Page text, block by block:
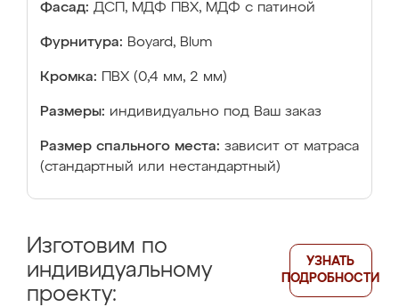
Фасад: ДСП, МДФ ПВХ, МДФ с патиной
Фурнитура: Boyard, Blum
Кромка: ПВХ (0,4 мм, 2 мм)
Размеры: индивидуально под Ваш заказ
Размер спального места: зависит от матраса
(стандартный или нестандартный)
Изготовим по
индивидуальному
проекту:
УЗНАТЬ
ПОДРОБНОСТИ